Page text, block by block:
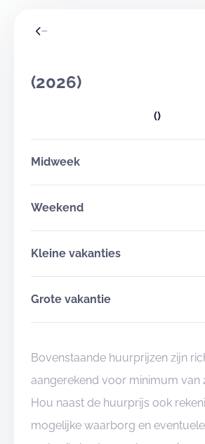
(2026)
()
Midweek
Weekend
Kleine vakanties
Grote vakantie
Bovenstaande huurprijzen zijn
aangerekend voor minimum van
Hou naast de huurprijs ook
mogelijke waarborg en eventuele